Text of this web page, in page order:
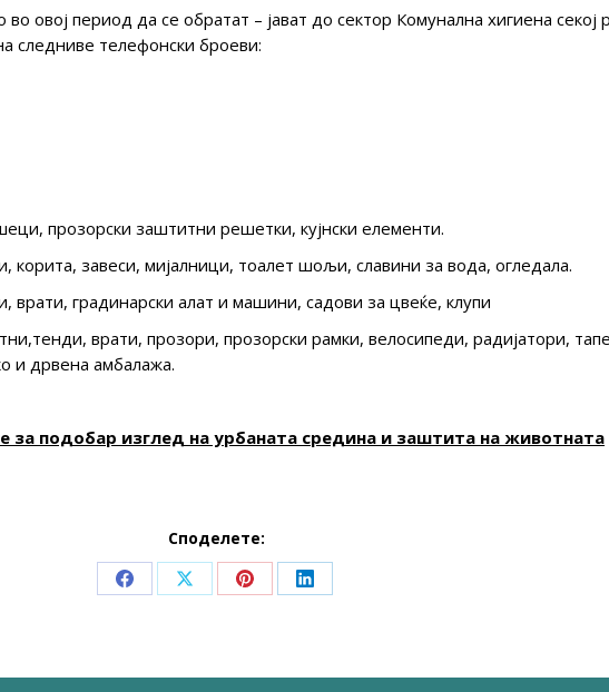
во овој период да се обратат – јават до сектор Комунална хигиена секој
следниве телефонски броеви:
прозорски заштитни решетки, кујнски елементи.
корита, завеси, мијалници, тоалет шољи, славини за вода, огледала.
врати, градинарски алат и машини, садови за цвеќе, клупи
врати, прозори, прозорски рамки, велосипеди, радијатори,
и дрвена амбалажа.
за подобар изглед на урбаната средина и заштита на животната
Споделете:
Share Share Share Share